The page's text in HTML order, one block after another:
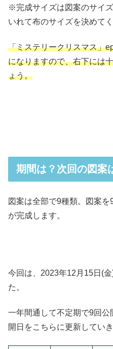
※完成サイズは図案のサイ
いれて布のサイズを決めてく
「ミステリークリスマス」
になりますので、右下には
ょう。
期間は？次回の図案
図案は全部で9種類。図案
が完成します。
今回は、2023年12月15日(
た。
一年間通して不定期で9回
開日をこちらに更新していき